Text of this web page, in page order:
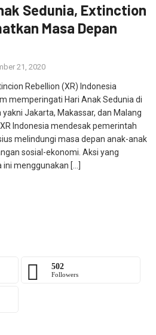
Sedunia, Extinction
Masa Depan
21, 2020
Rebellion (XR) Indonesia
memperingati Hari Anak Sedunia di
Jakarta, Makassar, dan Malang
Indonesia mendesak pemerintah
melindungi masa depan anak-anak
sosial-ekonomi. Aksi yang
ini menggunakan […]
502
Followers